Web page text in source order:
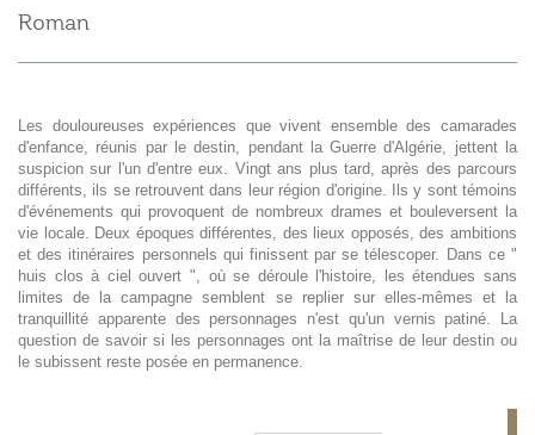
Roman
Les douloureuses expériences que vivent ensemble des camarades
d'enfance, réunis par le destin, pendant la Guerre d'Algérie, jettent la
suspicion sur l'un d'entre eux. Vingt ans plus tard, après des parcours
différents, ils se retrouvent dans leur région d'origine. Ils y sont témoins
d'événements qui provoquent de nombreux drames et bouleversent la
vie locale. Deux époques différentes, des lieux opposés, des ambitions
et des itinéraires personnels qui finissent par se télescoper. Dans ce "
huis clos à ciel ouvert ", où se déroule l'histoire, les étendues sans
limites de la campagne semblent se replier sur elles-mêmes et la
tranquillité apparente des personnages n'est qu'un vernis patiné. La
question de savoir si les personnages ont la maîtrise de leur destin ou
le subissent reste posée en permanence.